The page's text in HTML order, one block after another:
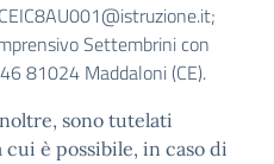
Settembrini con
81024 Maddaloni (CE).
sono tutelati
è possibile, in caso di